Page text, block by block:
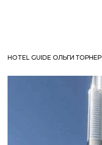
HOTEL GUIDE ОЛЬГИ ТОРНЕР